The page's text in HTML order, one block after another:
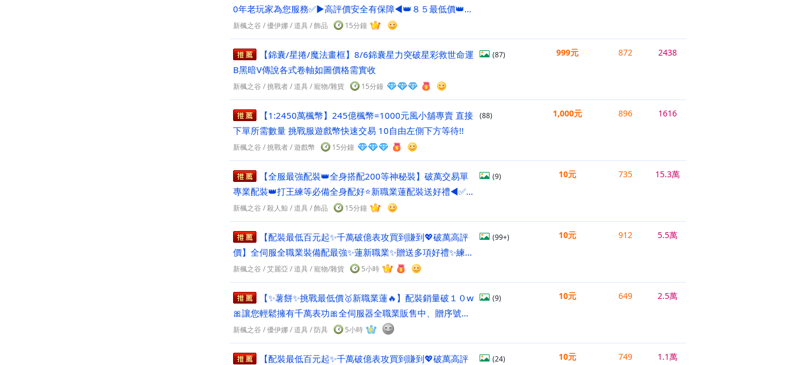
0年老玩家為您服務✅►高評價安全有保障◄👑８５最低價👑新
職業蓮
新楓之谷 /優伊娜/道具 / 飾品 15分鐘
【錦囊/星捲/魔法畫框】8/6錦囊星力突破星彩救世命運
B黑暗V傳說各式卷軸如圖價格需實收
(87)
新楓之谷 /挑戰者/道具 / 寵物/雜貨 15分鐘
999元 872 2438
【1:2450萬楓幣】245億楓幣=1000元風小舖專賣 直接
下單所需數量 挑戰服遊戲幣快速交易 10自由左側下方等待!!
(88)
新楓之谷 /挑戰者/遊戲幣 15分鐘
1,000元 896 1616
【全服最強配裝👑全身搭配200等神秘裝】破萬交易單
專業配裝👑打王練等必備全身配好⭐新職業蓮配裝送好禮◄✅全
８５最低價
(9)
新楓之谷 /殺人鯨/道具 / 飾品 15分鐘
10元 735 15.3萬
【配裝最低百元起✨千萬破億表攻買到賺到💖破萬高評
價】全伺服全職業裝備配最強✨蓮新職業✨贈送多項好禮✨練功
打王楓幣加倍點裝寵物口袋序號
(99+)
新楓之谷 /艾麗亞 /道具 / 寵物/雜貨 5小時
10元 912 5.5萬
【✨薯餅✨挑戰最低價🥇新職業蓮🔥】配裝銷量破１０w
🎀讓您輕鬆擁有千萬表功🎀全伺服器全職業販售中、贈序號、
好禮✨
(9)
新楓之谷 /優伊娜/道具 / 防具 5小時
10元 649 2.5萬
【配裝最低百元起✨千萬破億表攻買到賺到💖破萬高評
(24) 10元 749 1.1萬